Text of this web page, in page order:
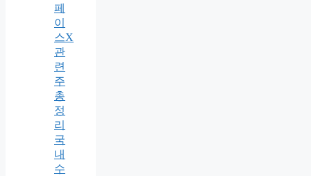
페
이
스X
관
련
주
총
정
리
국
내
수